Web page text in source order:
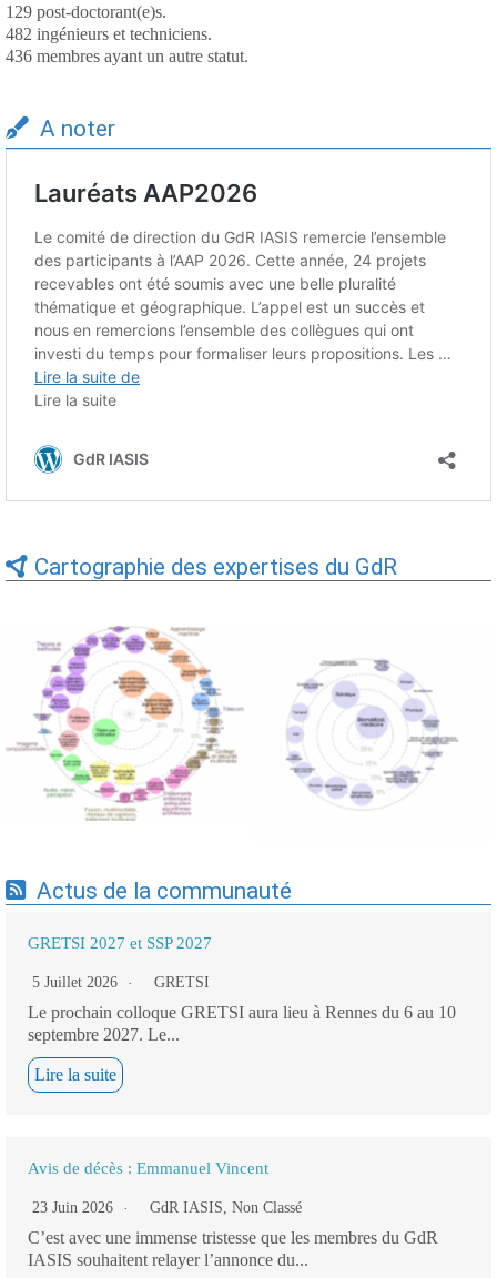
129 post-doctorant(e)s.
482 ingénieurs et techniciens.
436 membres ayant un autre statut.
A noter
Cartographie des expertises du GdR
Expertises du GdR -
cartographie par Axes -
19/09/2025
Expertises du GdR -
cartographie par mots-clés
applicatifs - 19/09/2025
Actus de la communauté
GRETSI 2027 et SSP 2027
5 Juillet 2026 GRETSI
Le prochain colloque GRETSI aura lieu à Rennes du 6 au 10
septembre 2027. Le...
Lire la suite
Avis de décès : Emmanuel Vincent
23 Juin 2026 GdR IASIS, Non Classé
C’est avec une immense tristesse que les membres du GdR
IASIS souhaitent relayer l’annonce du...